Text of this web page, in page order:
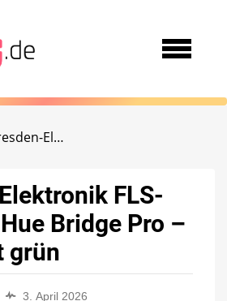
Dresden-Elektronik FLS-PP LP an Hue Bridge Pro – dauerhaft grün
FLS-
Bridge Pro –
grün
3. April 2026